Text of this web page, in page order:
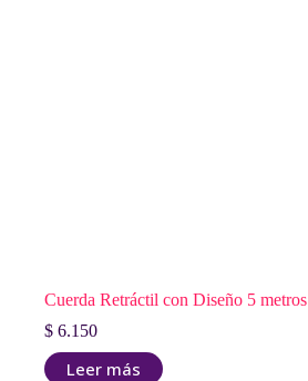
Cuerda Retráctil con Diseño 5 metros
$ 6.150
Leer más